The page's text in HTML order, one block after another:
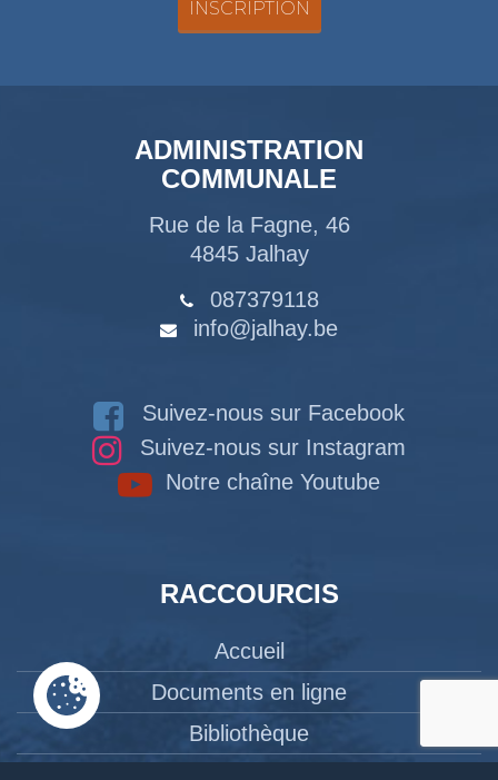
ADMINISTRATION
COMMUNALE
Rue de la Fagne, 46
4845 Jalhay
087379118
info@jalhay.be
Suivez-nous sur Facebook
Suivez-nous sur Instagram
Notre chaîne Youtube
RACCOURCIS
Accueil
Documents en ligne
Bibliothèque